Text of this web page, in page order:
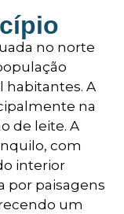
no norte
habitantes. A
na
de leite. A
com
interior
por paisagens
um